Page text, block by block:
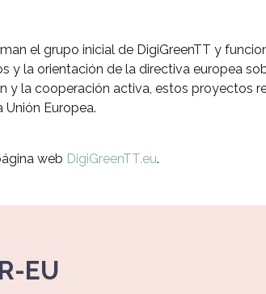
el grupo inicial de DigiGreenTT y
y la orientación de la directiva europea
la cooperación activa, estos proyectos
Europea.
web DigiGreenTT.eu.
EU